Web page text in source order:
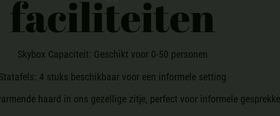
faciliteiten
Skybox Capaciteit: Geschikt voor 0-50 personen
4 stuks beschikbaar voor een informele setting
haard in ons gezellige zitje, perfect voor informele